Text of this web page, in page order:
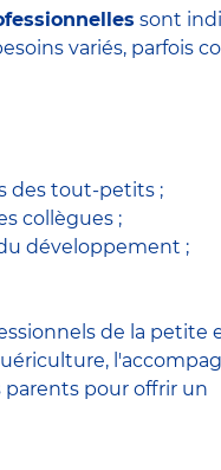
sont
variés, parfois
des tout-petits ;
collègues ;
développement ;
de la petite
,
parents pour offrir un